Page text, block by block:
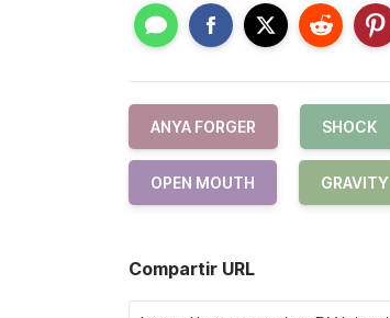
ANYA FORGER SHOCK
OPEN MOUTH GRAVITY
Compartir URL